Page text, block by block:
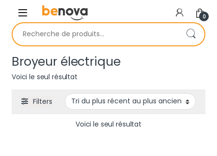
Skip to navigation
Skip to content
0
Recherche pour :
Broyeur électrique
Voici le seul résultat
Filters
Voici le seul résultat